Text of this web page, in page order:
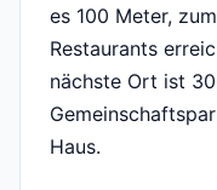
es 100 Meter,
Restaurants
nächste Ort ist
Haus.